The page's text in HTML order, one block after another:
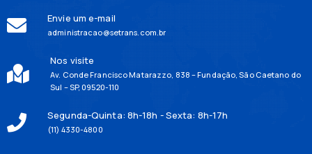
Envie um e-mail
administracao@setrans.com.br
Nos visite
Av. Conde Francisco Matarazzo, 838 – Fundação, São Caetano do
Sul – SP, 09520-110
Segunda-Quinta: 8h-18h - Sexta: 8h-17h
(11) 4330-4800